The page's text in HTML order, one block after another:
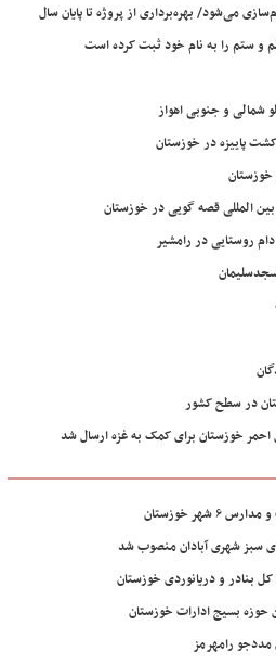
می‌شود/ بهره‌برداری از پروژه تا پایان سال
و ستم را به نام خود ثبت کرده است
شمالی و جنوبی اهواز
بین المللی قصه گویی در خوزستان
روستایی در رامشیر
در سطح کشور
احمر خوزستان برای کمک به غزه ارسال شد
سبز شهری آبادان منصوب شد
بنادر و دریانوردی خوزستان
بسیج ادارات خوزستان